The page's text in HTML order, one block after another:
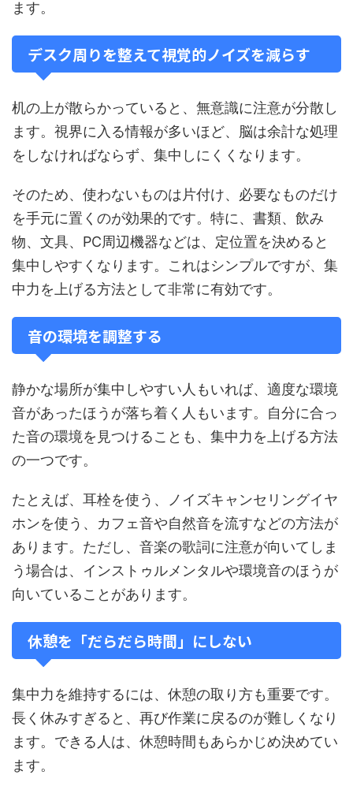
ます。
デスク周りを整えて視覚的ノイズを減らす
机の上が散らかっていると、無意識に注意が分散し
ます。視界に入る情報が多いほど、脳は余計な処理
をしなければならず、集中しにくくなります。
そのため、使わないものは片付け、必要なものだけ
を手元に置くのが効果的です。特に、書類、飲み
物、文具、PC周辺機器などは、定位置を決めると
集中しやすくなります。これはシンプルですが、集
中力を上げる方法として非常に有効です。
音の環境を調整する
静かな場所が集中しやすい人もいれば、適度な環境
音があったほうが落ち着く人もいます。自分に合っ
た音の環境を見つけることも、集中力を上げる方法
の一つです。
たとえば、耳栓を使う、ノイズキャンセリングイヤ
ホンを使う、カフェ音や自然音を流すなどの方法が
あります。ただし、音楽の歌詞に注意が向いてしま
う場合は、インストゥルメンタルや環境音のほうが
向いていることがあります。
休憩を「だらだら時間」にしない
集中力を維持するには、休憩の取り方も重要です。
長く休みすぎると、再び作業に戻るのが難しくなり
ます。できる人は、休憩時間もあらかじめ決めてい
ます。